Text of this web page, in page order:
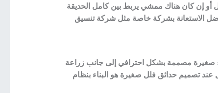
أو إن كان هناك ممشي يربط بين كامل الحديقة
الاستعانة بشركة خاصة مثل شركة تنسيق
صغيرة مصممة بشكل احترافي إلى جانب زراعة
عند تصميم حدائق فلل صغيرة هو البناء بنظام